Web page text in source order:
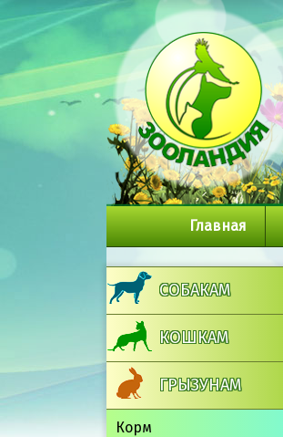
Главная
СОБАКАМ
КОШКАМ
ГРЫЗУНАМ
Корм